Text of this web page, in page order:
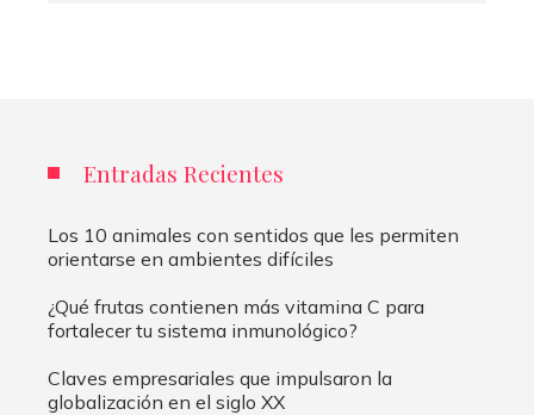
Entradas Recientes
Los 10 animales con sentidos que les permiten
orientarse en ambientes difíciles
¿Qué frutas contienen más vitamina C para
fortalecer tu sistema inmunológico?
Claves empresariales que impulsaron la
globalización en el siglo XX